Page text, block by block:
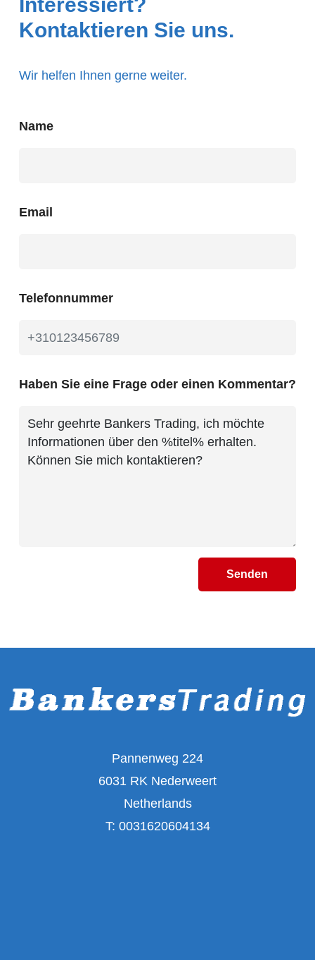
Kontaktieren Sie uns.
Wir helfen Ihnen gerne weiter.
Name
Email
Telefonnummer
Haben Sie eine Frage oder einen Kommentar?
Senden
Pannenweg 224
6031 RK Nederweert
Netherlands
T: 0031620604134